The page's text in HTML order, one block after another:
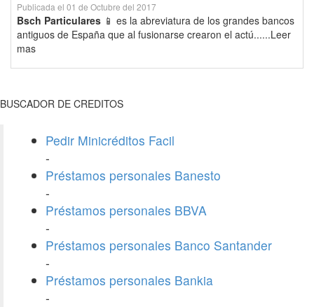
Publicada el 01 de Octubre del 2017
Bsch Particulares 📱 es la abreviatura de los grandes bancos
antiguos de España que al fusionarse crearon el actú......Leer
mas
BUSCADOR DE CREDITOS
Pedir Minicréditos Facil
-
Préstamos personales Banesto
-
Préstamos personales BBVA
-
Préstamos personales Banco Santander
-
Préstamos personales Bankia
-